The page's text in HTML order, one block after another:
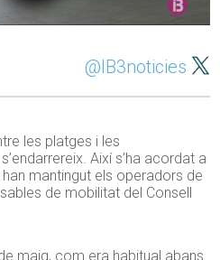
@IB3noticies
les platges i les
Així s’ha acordat a
mantingut els operadors de
de mobilitat del Consell
maig, com era habitual abans